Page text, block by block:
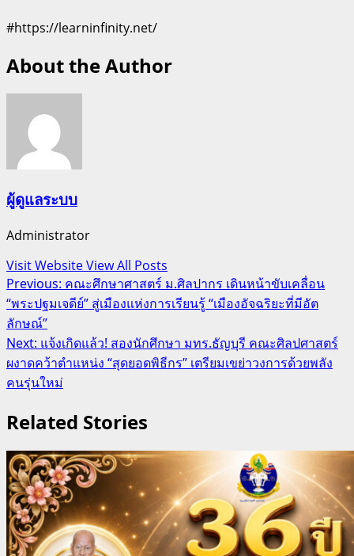
#https://learninfinity.net/
About the Author
ผู้ดูแลระบบ
Administrator
Visit WebsiteView All Posts
Post
navigation
Previous: คณะศึกษาศาสตร์ ม.ศิลปากร เดินหน้าขับเคลื่อน
“พระปฐมเจดีย์” สู่เมืองแห่งการเรียนรู้ “เมืองอัจฉริยะที่มีอัต
ลักษณ์”
Next: แจ้งเกิดแล้ว! สองนักศึกษา มทร.ธัญบุรี คณะศิลปศาสตร์
ผงาดคว้าตำแหน่ง “สุดยอดพิธีกร” เตรียมเขย่าวงการด้วยพลัง
คนรุ่นใหม่
Related Stories